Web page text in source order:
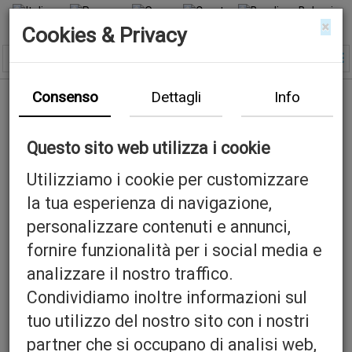
×
Cookies & Privacy
Consenso Dettagli Info
Questo sito web utilizza i cookie
Utilizziamo i cookie per customizzare
la tua esperienza di navigazione,
personalizzare contenuti e annunci,
fornire funzionalità per i social media e
analizzare il nostro traffico.
Condividiamo inoltre informazioni sul
tuo utilizzo del nostro sito con i nostri
partner che si occupano di analisi web,